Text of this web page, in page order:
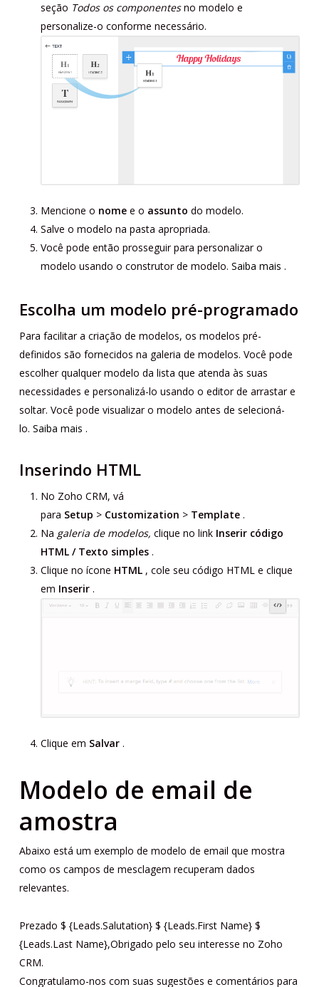
seção Todos os componentesno modelo e
personalize-o conforme necessário.
Mencione o nomee o assunto do modelo.
Salve o modelo na pasta apropriada.
Você pode então prosseguir para personalizar o
modelo usando o construtor de modelo. Saiba mais .
Escolha um modelo pré-programado
Para facilitar a criação de modelos, os modelos pré-
definidos são fornecidos na galeria de modelos. Você pode
escolher qualquer modelo da lista que atenda às suas
necessidades e personalizá-lo usando o editor de arrastar e
soltar. Você pode visualizar o modelo antes de selecioná-
lo. Saiba mais .
Inserindo HTML
No Zoho CRM, vá
para Setup > Customization > Template.
Na galeria de modelos, clique no link Inserir código
HTML / Texto simples.
Clique no ícone HTML, cole seu código HTML e clique
em Inserir.
Clique em Salvar.
Modelo de email de
amostra
Abaixo está um exemplo de modelo de email que mostra
como os campos de mesclagem recuperam dados
relevantes.
Prezado $ {Leads.Salutation} $ {Leads.First Name} $
{Leads.Last Name},Obrigado pelo seu interesse no Zoho
CRM.
Congratulamo-nos com suas sugestões e comentários para